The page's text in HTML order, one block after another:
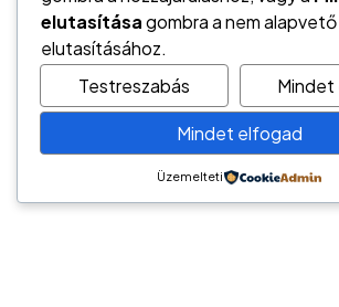
elutasításagombra a nem
elutasításához.
Testreszabás
Mindet elfogad
Üzemelteti